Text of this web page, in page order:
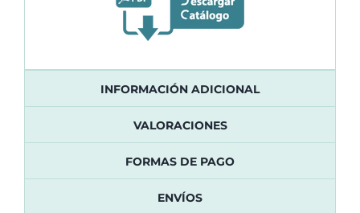
INFORMACIÓN ADICIONAL
VALORACIONES
FORMAS DE PAGO
ENVÍOS